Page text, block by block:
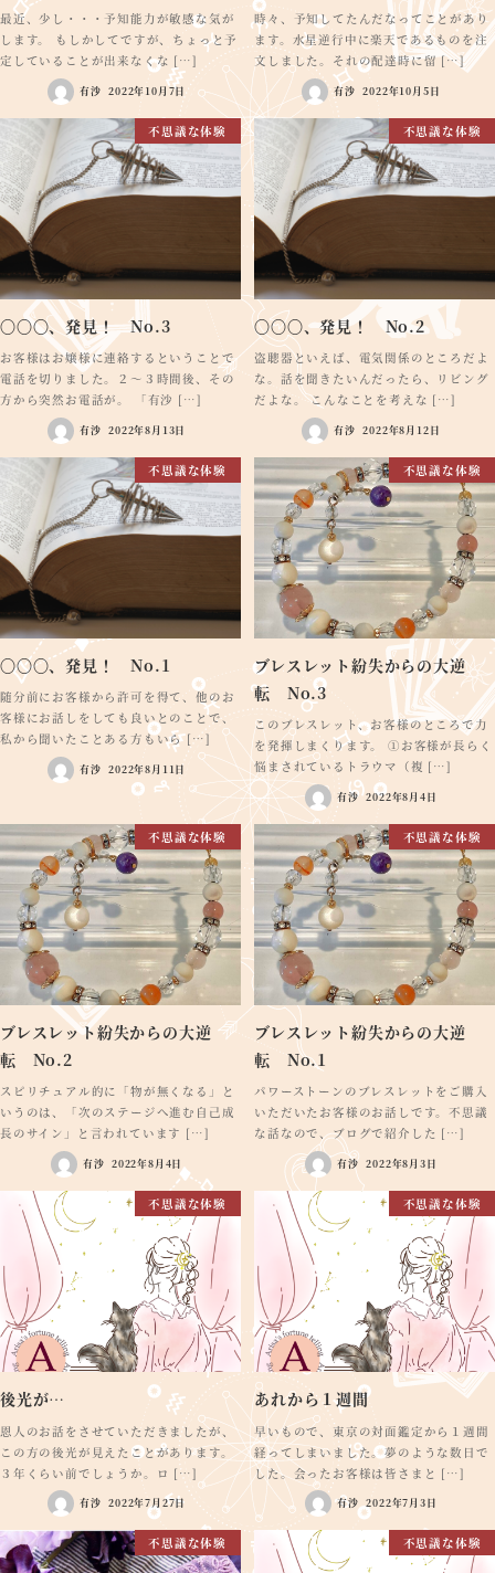
最近、少し・・・予知能力が敏感な気が
します。 もしかしてですが、ちょっと予
定していることが出来なくな […]
有沙 2022年10月7日
時々、予知してたんだなってことがあり
ます。水星逆行中に楽天であるものを注
文しました。それの配達時に留 […]
有沙 2022年10月5日
不思議な体験
〇〇〇、発見！ No.3
お客様はお嬢様に連絡するということで
電話を切りました。２～３時間後、その
方から突然お電話が。 「有沙 […]
有沙 2022年8月13日
不思議な体験
〇〇〇、発見！ No.2
盗聴器といえば、電気関係のところだよ
な。話を聞きたいんだったら、リビング
だよな。 こんなことを考えな […]
有沙 2022年8月12日
不思議な体験
〇〇〇、発見！ No.1
随分前にお客様から許可を得て、他のお
客様にお話しをしても良いとのことで、
私から聞いたことある方もいら […]
有沙 2022年8月11日
不思議な体験
ブレスレット紛失からの大逆
転 No.3
このブレスレット、お客様のところで力
を発揮しまくります。 ①お客様が長らく
悩まされているトラウマ（複 […]
有沙 2022年8月4日
不思議な体験
ブレスレット紛失からの大逆
転 No.2
スピリチュアル的に「物が無くなる」と
いうのは、「次のステージへ進む自己成
長のサイン」と言われています […]
有沙 2022年8月4日
不思議な体験
ブレスレット紛失からの大逆
転 No.1
パワーストーンのブレスレットをご購入
いただいたお客様のお話しです。不思議
な話なので、ブログで紹介した […]
有沙 2022年8月3日
不思議な体験
後光が…
恩人のお話をさせていただきましたが、
この方の後光が見えたことがあります。
３年くらい前でしょうか。ロ […]
有沙 2022年7月27日
不思議な体験
あれから１週間
早いもので、東京の対面鑑定から１週間
経ってしまいました。夢のような数日で
した。会ったお客様は皆さまと […]
有沙 2022年7月3日
不思議な体験 不思議な体験